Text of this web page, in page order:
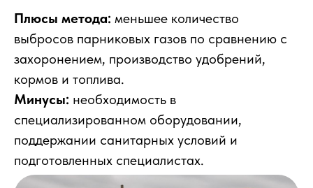
Плюсы метода: меньшее количество
выбросов парниковых газов по сравнению с
захоронением, производство удобрений,
кормов и топлива.
Минусы: необходимость в
специализированном оборудовании,
поддержании санитарных условий и
подготовленных специалистах.